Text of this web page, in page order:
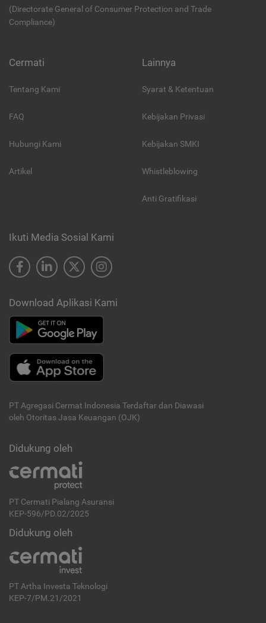
(Directorate General of Consumer Protection and Trade
Compliance)
Cermati
Tentang Kami
FAQ
Hubungi Kami
Artikel
Lainnya
Syarat & Ketentuan
Kebijakan Privasi
Kebijakan SMKI
Whistleblowing
Anti Gratifikasi
Ikuti Media Sosial Kami
Download Aplikasi Kami
PT Agregasi Cermat Indonesia Terdaftar dan Diawasi
oleh Otoritas Jasa Keuangan (OJK)
Didukung oleh
PT Cermati Pialang Asuransi
KEP-596/PD.02/2025
Didukung oleh
PT Artha Investa Teknologi
KEP-7/PM.21/2021